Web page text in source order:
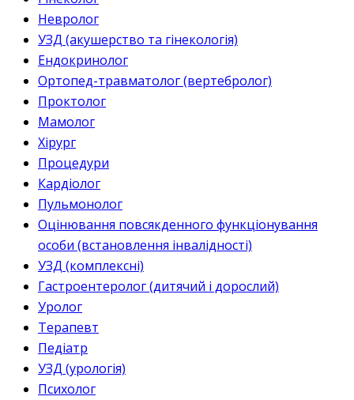
Невролог
УЗД (акушерство та гінекологія)
Ендокринолог
Ортопед-травматолог (вертебролог)
Проктолог
Мамолог
Хірург
Процедури
Кардіолог
Пульмонолог
Оцінювання повсякденного функціонування
особи (встановлення інвалідності)
УЗД (комплексні)
Гастроентеролог (дитячий і дорослий)
Уролог
Терапевт
Педіатр
УЗД (урологія)
Психолог